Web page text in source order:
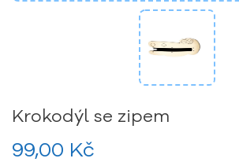
Krokodýl se zipem
99,00 Kč